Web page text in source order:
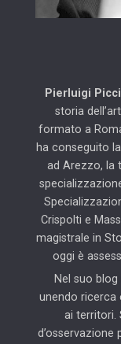
Pierluigi
storia
formato a
ha conseguito
ad Arezzo, la
Crispolti e
magistrale in
oggi è
Nel suo
unendo ricerca
ai territori.
d’osservazione